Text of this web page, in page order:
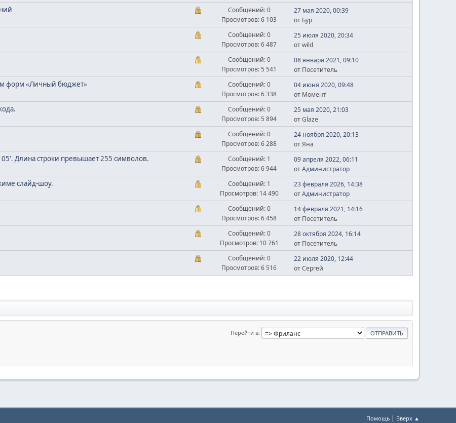
Сообщений: 0
Просмотров: 6 103
27 мая 2020, 00:39
от Бур
Сообщений: 0
Просмотров: 6 487
25 июля 2020, 20:34
от wild
Сообщений: 0
Просмотров: 5 541
08 января 2021, 09:10
от Посетитель
форм «Личный бюджет»
Сообщений: 0
Просмотров: 6 338
04 июня 2020, 09:48
от Момент
Сообщений: 0
Просмотров: 5 894
25 мая 2020, 21:03
от Glaze
Сообщений: 0
Просмотров: 6 288
24 ноября 2020, 20:13
от Яна
Длина строки превышает 255 символов.
Сообщений: 1
Просмотров: 6 944
09 апреля 2022, 06:11
отАдминистратор
слайд-шоу.
Сообщений: 1
Просмотров: 14 490
23 февраля 2026, 14:38
отАдминистратор
Сообщений: 0
Просмотров: 6 458
14 февраля 2021, 14:16
от Посетитель
Сообщений: 0
Просмотров: 10 761
28 октября 2024, 16:14
от Посетитель
Сообщений: 0
Просмотров: 6 516
22 июля 2020, 12:44
от Сергей
Перейти в
Помощь | Вверх ▲